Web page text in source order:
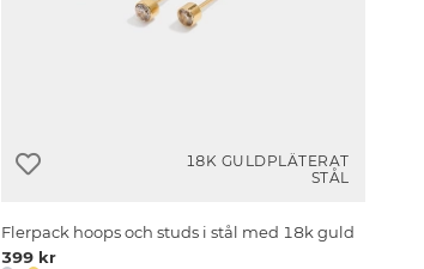
18K GULDPLÄTERAT
STÅL
Flerpack hoops och studs i stål med 18k guld
399 kr